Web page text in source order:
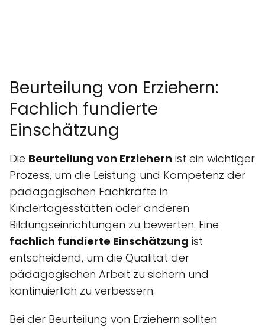
Beurteilung von Erziehern:
Fachlich fundierte
Einschätzung
Die Beurteilung von Erziehern ist ein wichtiger
Prozess, um die Leistung und Kompetenz der
pädagogischen Fachkräfte in
Kindertagesstätten oder anderen
Bildungseinrichtungen zu bewerten. Eine
fachlich fundierte Einschätzung ist
entscheidend, um die Qualität der
pädagogischen Arbeit zu sichern und
kontinuierlich zu verbessern.
Bei der Beurteilung von Erziehern sollten